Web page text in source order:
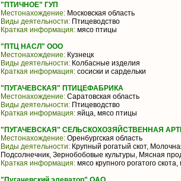
"ПТИЧНОЕ" ГУП
Местонахождение: Московская область
Виды деятельности: Птицеводство
Краткая информация: мясо птицы
"ПТЦ НАСЛ" ООО
Местонахождение: Кузнецк
Виды деятельности: Колбасные изделия
Краткая информация: сосиски и сардельки
"ПУГАЧЕВСКАЯ" ПТИЦЕФАБРИКА
Местонахождение: Саратовская область
Виды деятельности: Птицеводство
Краткая информация: яйца, мясо птицы
"ПУГАЧЕВСКАЯ" СЕЛЬСКОХОЗЯЙСТВЕННАЯ
Местонахождение: Оренбургская область
Виды деятельности: Крупный рогатый скот,
Подсолнечник, Зернобобовые культуры, Мясная
Краткая информация: мясо крупного рогатого